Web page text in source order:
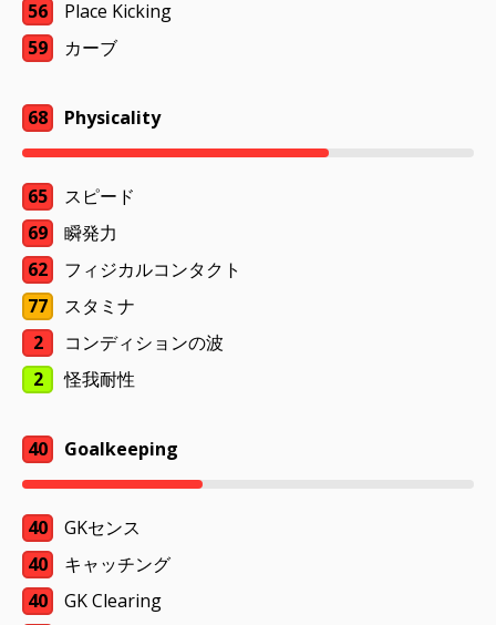
56
Place Kicking
59
カーブ
68 Physicality
65
スピード
69
瞬発力
62
フィジカルコンタクト
77
スタミナ
2
コンディションの波
2
怪我耐性
40 Goalkeeping
40
GKセンス
40
キャッチング
40
GK Clearing